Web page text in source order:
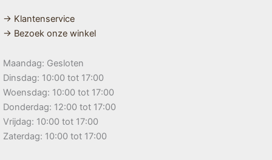
→ Klantenservice
→ Bezoek onze winkel
Maandag: Gesloten
Dinsdag: 10:00 tot 17:00
Woensdag: 10:00 tot 17:00
Donderdag: 12:00 tot 17:00
Vrijdag: 10:00 tot 17:00
Zaterdag: 10:00 tot 17:00